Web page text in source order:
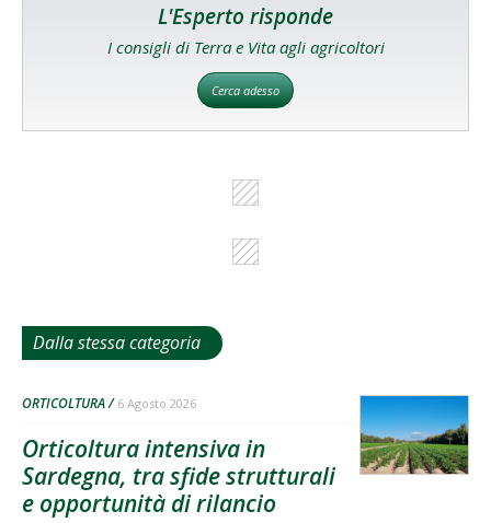
L'Esperto risponde
I consigli di Terra e Vita agli agricoltori
Cerca adesso
Dalla stessa categoria
ORTICOLTURA 6 Agosto 2026
Orticoltura intensiva in
Sardegna, tra sfide strutturali
e opportunità di rilancio